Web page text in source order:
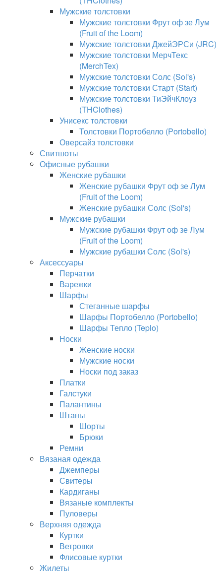
Мужские толстовки
Мужские толстовки Фрут оф зе Лум
(Fruit of the Loom)
Мужские толстовки ДжейЭРСи (JRC)
Мужские толстовки МерчТекс
(MerchTex)
Мужские толстовки Солс (Sol's)
Мужские толстовки Старт (Start)
Мужские толстовки ТиЭйчКлоуз
(THClothes)
Унисекс толстовки
Толстовки Портобелло (Portobello)
Оверсайз толстовки
Свитшоты
Офисные рубашки
Женские рубашки
Женские рубашки Фрут оф зе Лум
(Fruit of the Loom)
Женские рубашки Солс (Sol's)
Мужские рубашки
Мужские рубашки Фрут оф зе Лум
(Fruit of the Loom)
Мужские рубашки Солс (Sol's)
Аксессуары
Перчатки
Варежки
Шарфы
Стеганные шарфы
Шарфы Портобелло (Portobello)
Шарфы Тепло (Teplo)
Носки
Женские носки
Мужские носки
Носки под заказ
Платки
Галстуки
Палантины
Штаны
Шорты
Брюки
Ремни
Вязаная одежда
Джемперы
Свитеры
Кардиганы
Вязаные комплекты
Пуловеры
Верхняя одежда
Куртки
Ветровки
Флисовые куртки
Жилеты